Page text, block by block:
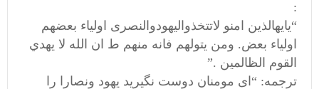
:
“یایهالذین امنو لاتتخذوالیهودوالنصری اولیاء بعضهم
اولياء بعض. ومن يتولهم فانه منهم ط ان الله لا يهدي
القوم الظالمين .”
ترجمه: “ای مومنان دوست نگیرید یهود ونصارا را